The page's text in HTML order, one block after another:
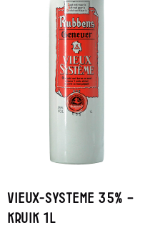
Vieux-Systeme 35% –
Kruik 1L